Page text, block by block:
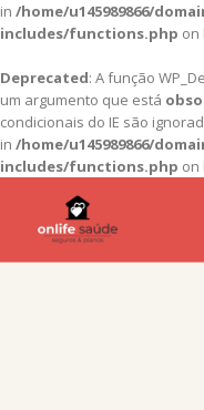
in /home/u145989866/
includes/functions.php on
Deprecated: A função
um argumento que está
condicionais do IE são
in /home/u145989866/
includes/functions.php on